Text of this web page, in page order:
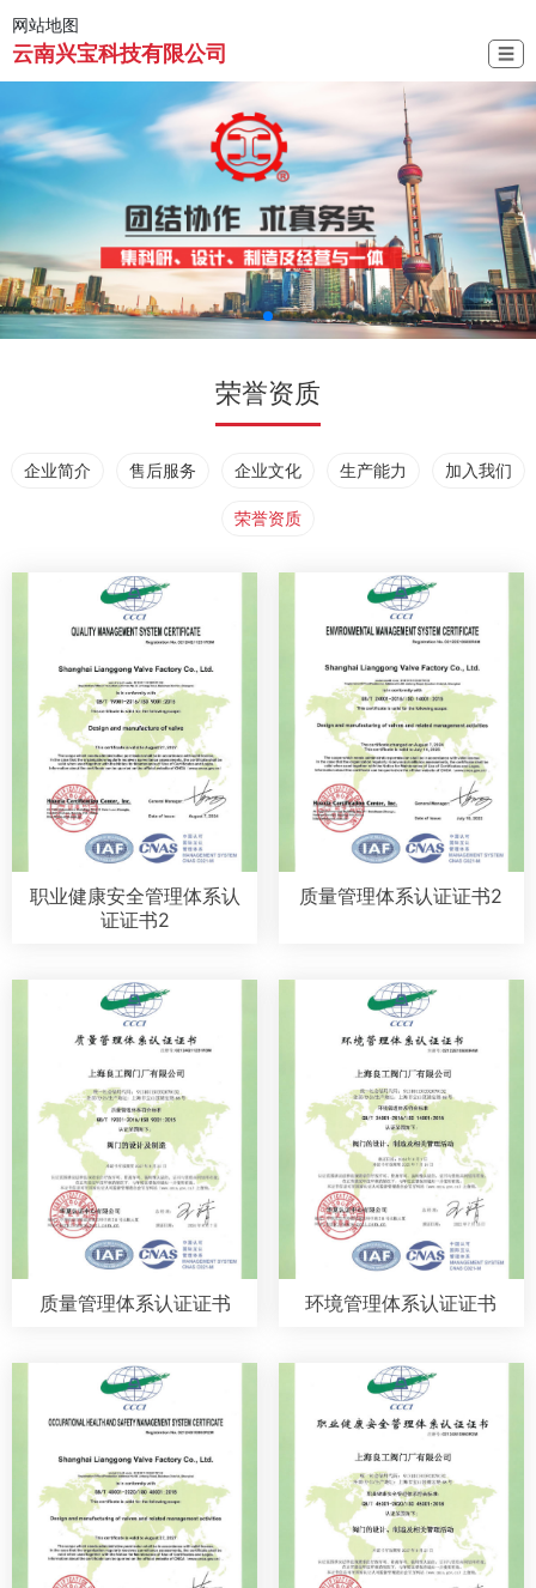
网站地图
云南兴宝科技有限公司 ☰
荣誉资质
企业简介 售后服务 企业文化 生产能力 加入我们
荣誉资质
职业健康安全管理体系认
证证书2
质量管理体系认证证书2
质量管理体系认证证书 环境管理体系认证证书